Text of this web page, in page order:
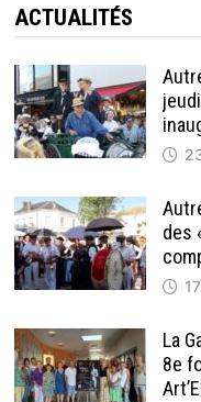
RENTRÉE
AVEC
WARREN
ET
PASCALE
LE
BIHAN
ACTUALITÉS
des
La
8e